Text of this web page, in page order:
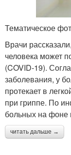
Тематическое
Врачи
человека может
(COVID-19).
заболевания, у
протекает в
при гриппе. По
больных на фоне
читать дальше →